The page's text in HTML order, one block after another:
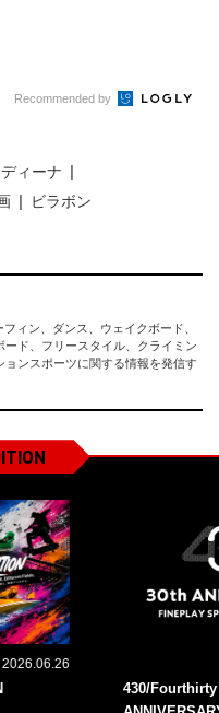
Recommended by
ィーナ
ビラボン
ィン、ダンス、ウェイクボード、
ード、フリースタイル、クライミン
ョンスポーツに関する情報を発信す
2026.06.26
430/